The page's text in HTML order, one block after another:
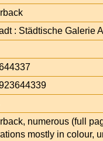
: Städtische Galerie
numerous (full
mostly in colour,